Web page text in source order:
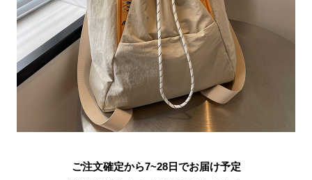
ご注文確定から7~28日でお届け予定